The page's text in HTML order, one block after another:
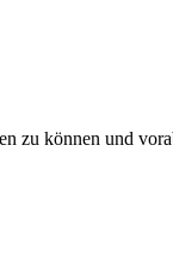
zu können und